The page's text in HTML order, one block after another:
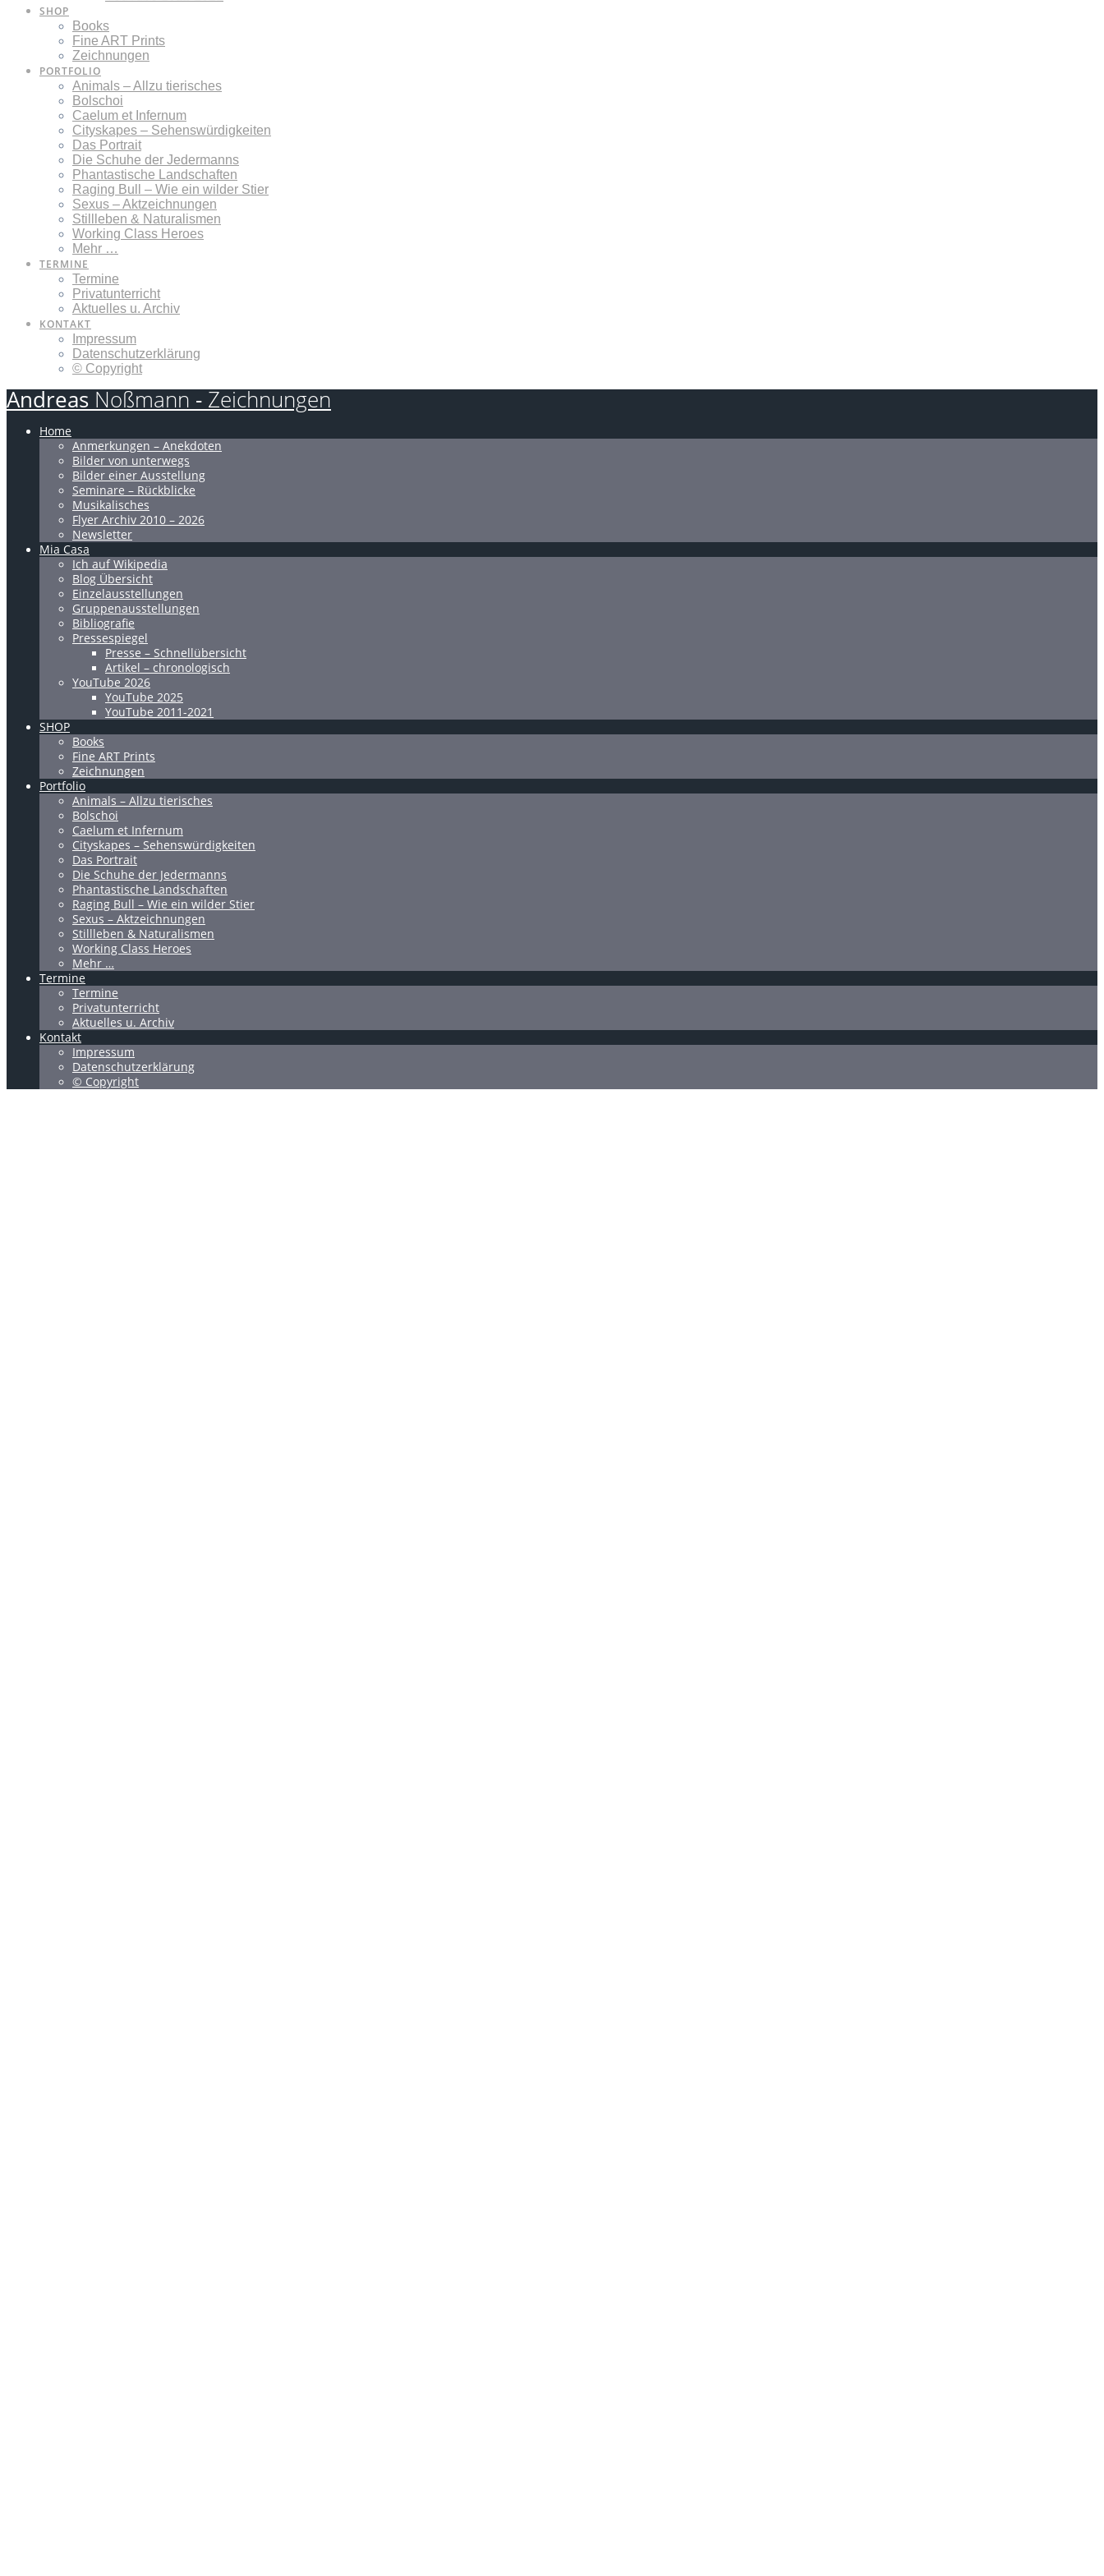
SHOP
Books
Fine ART Prints
Zeichnungen
PORTFOLIO
Animals – Allzu tierisches
Bolschoi
Caelum et Infernum
Cityskapes – Sehenswürdigkeiten
Das Portrait
Die Schuhe der Jedermanns
Phantastische Landschaften
Raging Bull – Wie ein wilder Stier
Sexus – Aktzeichnungen
Stillleben & Naturalismen
Working Class Heroes
Mehr …
TERMINE
Termine
Privatunterricht
Aktuelles u. Archiv
KONTAKT
Impressum
Datenschutzerklärung
© Copyright
Andreas Noßmann - Zeichnungen
Home
Anmerkungen – Anekdoten
Bilder von unterwegs
Bilder einer Ausstellung
Seminare – Rückblicke
Musikalisches
Flyer Archiv 2010 – 2026
Newsletter
Mia Casa
Ich auf Wikipedia
Blog Übersicht
Einzelausstellungen
Gruppenausstellungen
Bibliografie
Pressespiegel
Presse – Schnellübersicht
Artikel – chronologisch
YouTube 2026
YouTube 2025
YouTube 2011-2021
SHOP
Books
Fine ART Prints
Zeichnungen
Portfolio
Animals – Allzu tierisches
Bolschoi
Caelum et Infernum
Cityskapes – Sehenswürdigkeiten
Das Portrait
Die Schuhe der Jedermanns
Phantastische Landschaften
Raging Bull – Wie ein wilder Stier
Sexus – Aktzeichnungen
Stillleben & Naturalismen
Working Class Heroes
Mehr …
Termine
Termine
Privatunterricht
Aktuelles u. Archiv
Kontakt
Impressum
Datenschutzerklärung
© Copyright